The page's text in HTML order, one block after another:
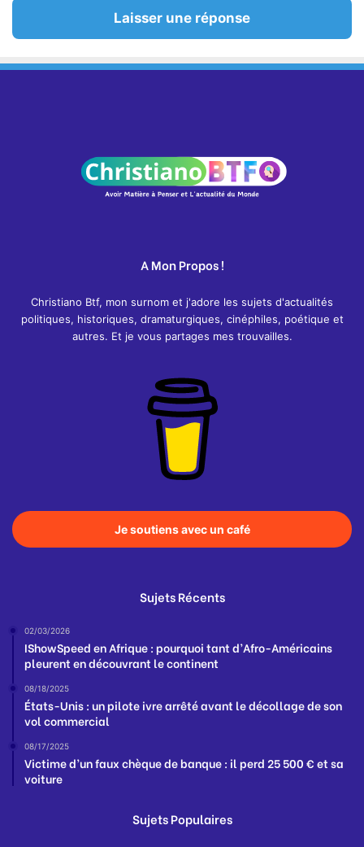
Laisser une réponse
A Mon Propos !
Christiano Btf, mon surnom et j'adore les sujets d'actualités
politiques, historiques, dramaturgiques, cinéphiles, poétique et
autres. Et je vous partages mes trouvailles.
Je soutiens avec un café
Sujets Récents
02/03/2026
IShowSpeed en Afrique : pourquoi tant d’Afro-Américains
pleurent en découvrant le continent
08/18/2025
États-Unis : un pilote ivre arrêté avant le décollage de son
vol commercial
08/17/2025
Victime d’un faux chèque de banque : il perd 25 500 € et sa
voiture
Sujets Populaires